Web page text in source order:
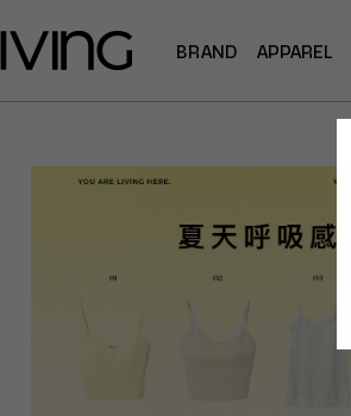
BRAND APPAREL